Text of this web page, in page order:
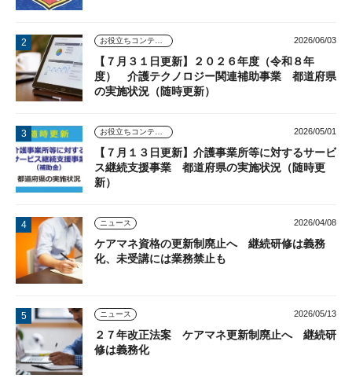
お役立ちコンテンツ 2026/06/03
【７月３１日更新】２０２６年度（令和８年
度） 介護テクノロジー関連補助事業 都道府県
の実施状況（随時更新）
お役立ちコンテンツ 2026/05/01
【７月１３日更新】介護事業所等に対するサービ
ス継続支援事業 都道府県の実施状況（随時更
新）
ニュース 2026/04/08
ケアマネ資格の更新制廃止へ 継続研修は義務
化、未受講には業務禁止も
ニュース 2026/05/13
２７年改正法案 ケアマネ更新制廃止へ 継続研
修は義務化